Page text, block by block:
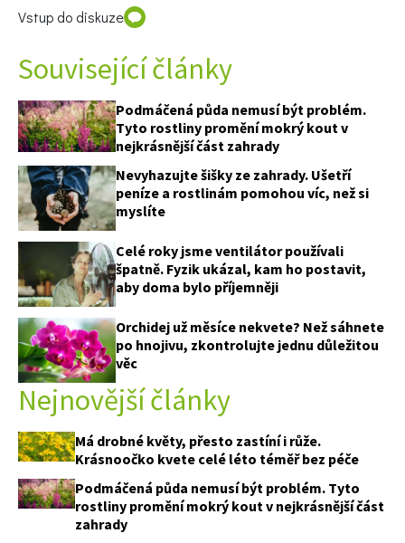
Vstup do diskuze
Související články
Podmáčená půda nemusí být problém.
Tyto rostliny promění mokrý kout v
nejkrásnější část zahrady
Nevyhazujte šišky ze zahrady. Ušetří
peníze a rostlinám pomohou víc, než si
myslíte
Celé roky jsme ventilátor používali
špatně. Fyzik ukázal, kam ho postavit,
aby doma bylo příjemněji
Orchidej už měsíce nekvete? Než sáhnete
po hnojivu, zkontrolujte jednu důležitou
věc
Nejnovější články
Má drobné květy, přesto zastíní i růže.
Krásnoočko kvete celé léto téměř bez péče
Podmáčená půda nemusí být problém. Tyto
rostliny promění mokrý kout v nejkrásnější část
zahrady